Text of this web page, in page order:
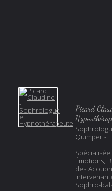
Picard
Quimper -
Émotions,
des
Sophro-